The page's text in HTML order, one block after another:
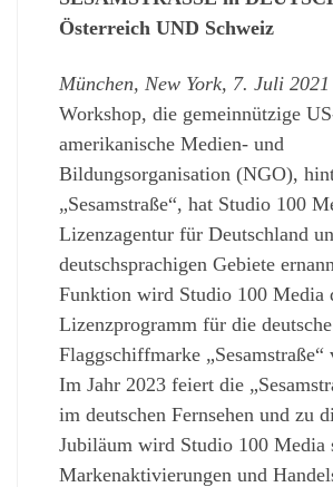
Österreich UND Schweiz
München, New York, 7. Juli 2021
Workshop, die gemeinnützige
amerikanische Medien- und
Bildungsorganisation (NGO),
„Sesamstraße“, hat Studio 100
Lizenzagentur für Deutschland
deutschsprachigen Gebiete
Funktion wird Studio 100 Media
Lizenzprogramm für die deutsche
Flaggschiffmarke „Sesamstraße“
Im Jahr 2023 feiert die
im deutschen Fernsehen und zu
Jubiläum wird Studio 100 Media
Markenaktivierungen und